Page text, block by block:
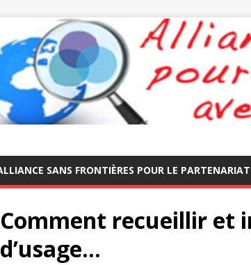
SANS FRONTIÈRES POUR LE
Comment recueillir et
d’usage…